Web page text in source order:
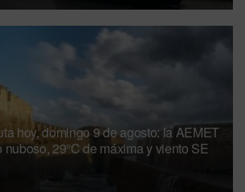
hoy, domingo 9 de agosto: la AEMET
29°C de máxima y viento SE